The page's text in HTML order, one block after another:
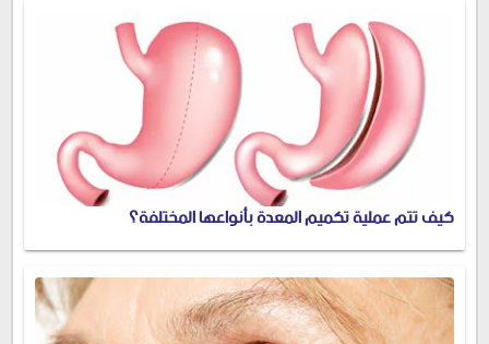
كيف تتم عملية تكميم المعدة بأنواعها المختلفة؟